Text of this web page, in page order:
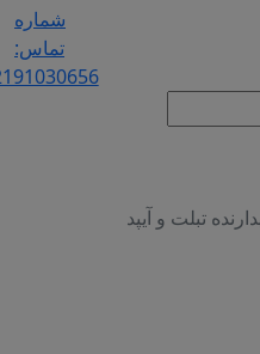
شماره
تماس:
تبلت و آیپد